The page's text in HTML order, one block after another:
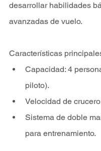
desarrollar habilidades
avanzadas de vuelo.
Características
Capacidad: 4
piloto).
Velocidad de
Sistema de doble
para entrenamiento.